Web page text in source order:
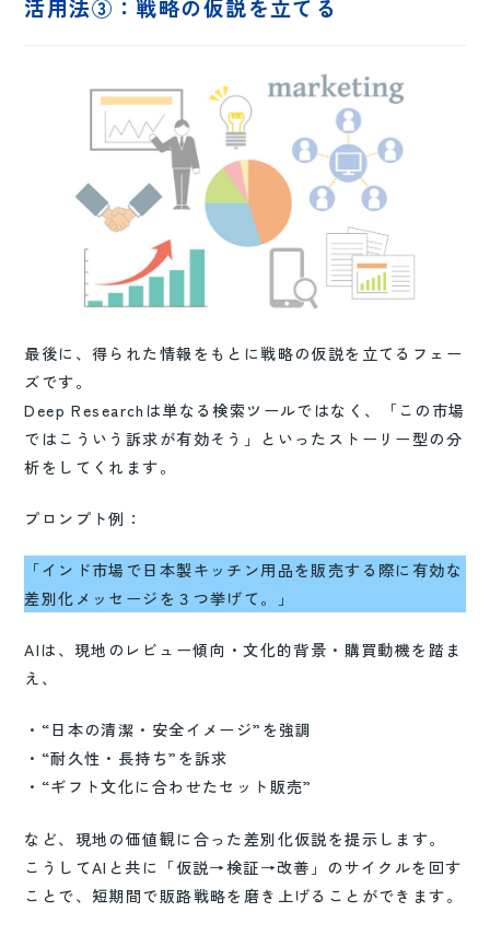
活用法③：戦略の仮説を立てる
最後に、得られた情報をもとに戦略の仮説を立てるフェー
ズです。
Deep Researchは単なる検索ツールではなく、「この市場
ではこういう訴求が有効そう」といったストーリー型の分
析をしてくれます。
プロンプト例：
「インド市場で日本製キッチン用品を販売する際に有効な
差別化メッセージを３つ挙げて。」
AIは、現地のレビュー傾向・文化的背景・購買動機を踏ま
え、
・“日本の清潔・安全イメージ”を強調
・“耐久性・長持ち”を訴求
・“ギフト文化に合わせたセット販売”
など、現地の価値観に合った差別化仮説を提示します。
こうしてAIと共に「仮説→検証→改善」のサイクルを回す
ことで、短期間で販路戦略を磨き上げることができます。